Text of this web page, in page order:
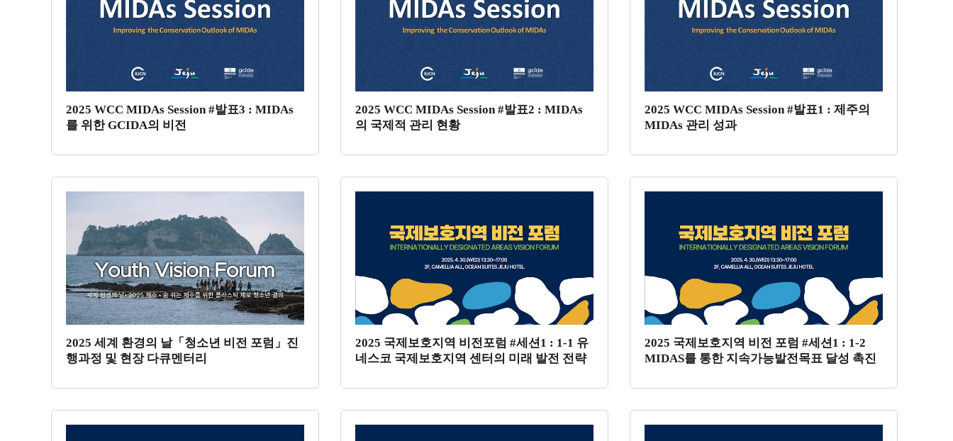
2025 WCC MIDAs Session #발표3 : MIDAs
를 위한 GCIDA의 비전
2025 WCC MIDAs Session #발표2 : MIDAs
의 국제적 관리 현황
2025 WCC MIDAs Session #발표1 : 제주의
MIDAs 관리 성과
2025 세계 환경의 날「청소년 비전 포럼」진
행과정 및 현장 다큐멘터리
2025 국제보호지역 비전포럼 #세션1 : 1-1 유
네스코 국제보호지역 센터의 미래 발전 전략
2025 국제보호지역 비전 포럼 #세션1 : 1-2
MIDAS를 통한 지속가능발전목표 달성 촉진